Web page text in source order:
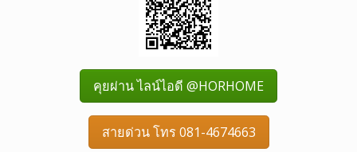
คุยผ่าน ไลน์ไอดี @HORHOME
สายด่วน โทร 081-4674663